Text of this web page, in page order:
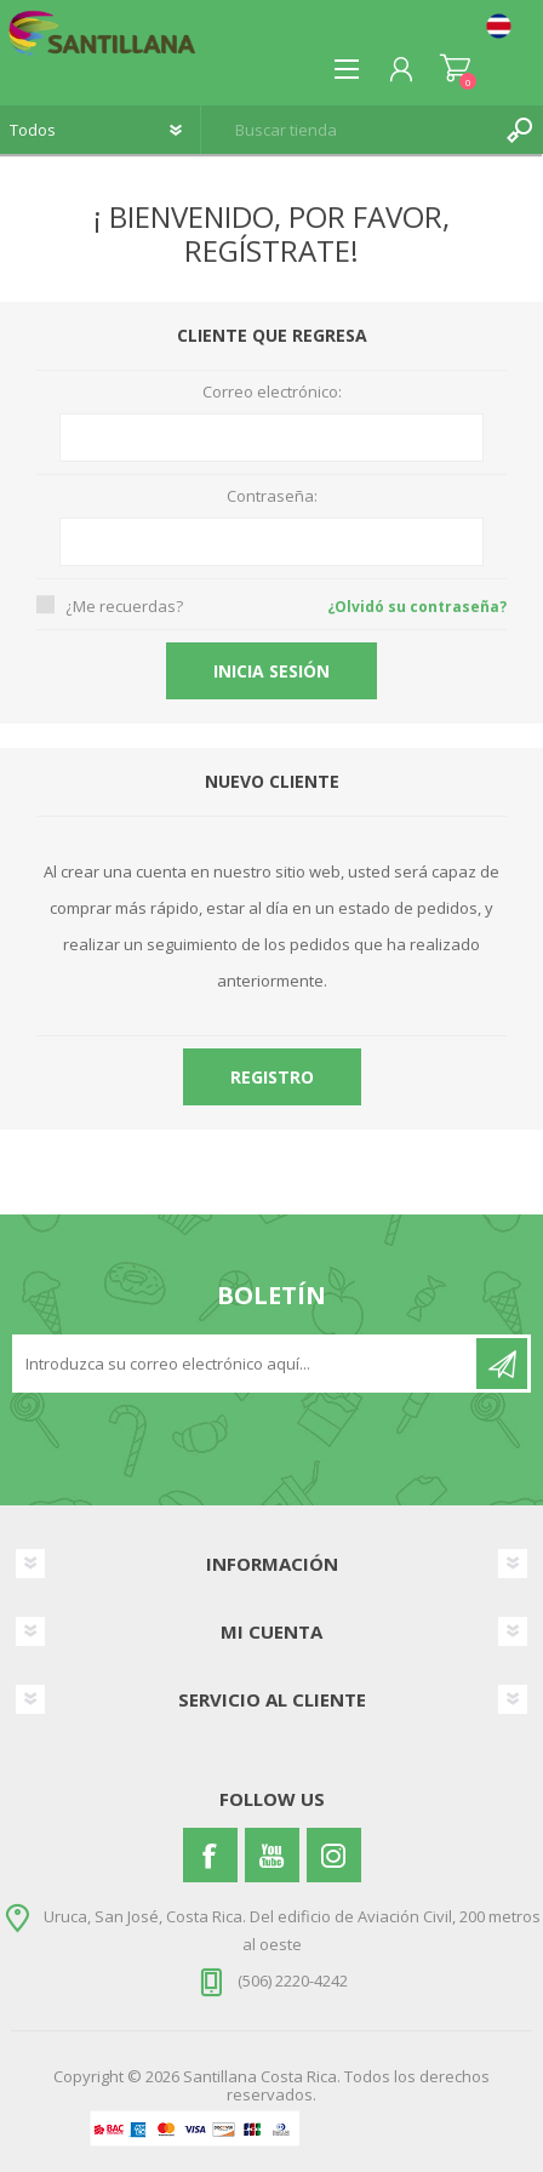
0
¡ BIENVENIDO, POR FAVOR,
REGÍSTRATE!
CLIENTE QUE REGRESA
Correo electrónico:
Contraseña:
¿Me recuerdas? ¿Olvidó su contraseña?
NUEVO CLIENTE
Al crear una cuenta en nuestro sitio web, usted será capaz de
comprar más rápido, estar al día en un estado de pedidos, y
realizar un seguimiento de los pedidos que ha realizado
anteriormente.
BOLETÍN
INFORMACIÓN
MI CUENTA
SERVICIO AL CLIENTE
FOLLOW US
Uruca, San José, Costa Rica. Del edificio de Aviación Civil, 200 metros
al oeste
(506) 2220-4242
Copyright © 2026 Santillana Costa Rica. Todos los derechos
reservados.